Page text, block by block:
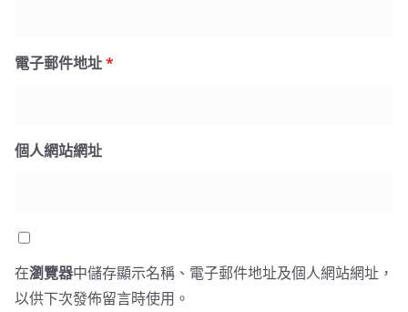
電子郵件地址*
個人網站網址
在瀏覽器中儲存顯示名稱、電子郵件地址及個人網站網址，
以供下次發佈留言時使用。